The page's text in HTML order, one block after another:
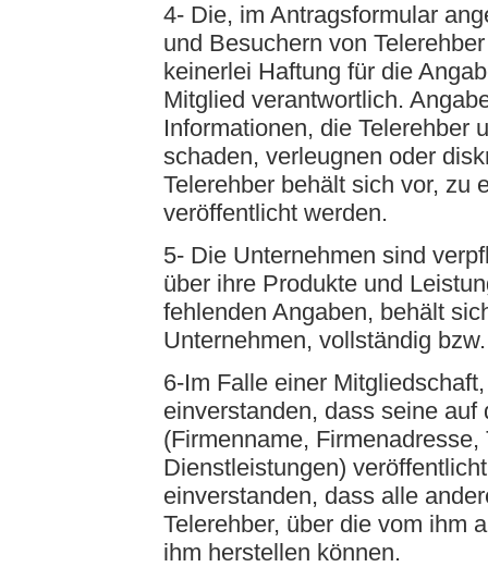
4- Die, im Antragsformular
und Besuchern von
keinerlei Haftung für die
Mitglied verantwortlich.
Informationen, die Telerehber
schaden, verleugnen oder
Telerehber behält sich vor, zu
veröffentlicht werden.
5- Die Unternehmen sind
über ihre Produkte und
fehlenden Angaben, behält
Unternehmen, vollständig
6-Im Falle einer
einverstanden, dass seine
(Firmenname,
Dienstleistungen)
einverstanden, dass alle
Telerehber, über die vom ihm
ihm herstellen können.